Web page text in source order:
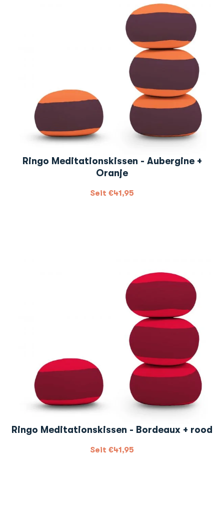
Ringo Meditationskissen - Aubergine +
Oranje
Seit €41,95
Ringo Meditationskissen - Bordeaux + rood
Seit €41,95